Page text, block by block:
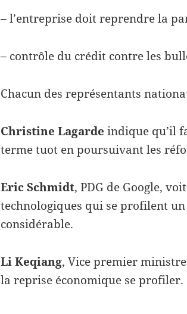
– l’entreprise doit reprendre la
– contrôle du crédit contre les
Chacun des représentants
Christine Lagarde indique qu’il
terme tuot en poursuivant les
Eric Schmidt, PDG de Google,
technologiques qui se profilent
considérable.
Li Keqiang, Vice premier
la reprise économique se profiler.